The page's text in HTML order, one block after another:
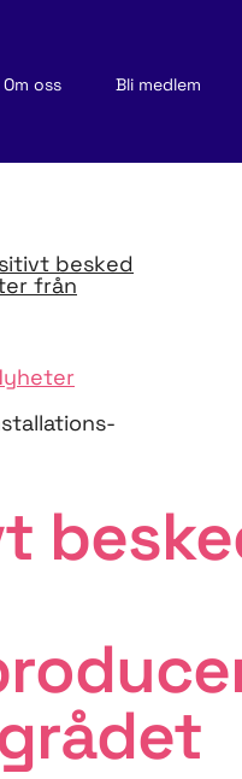
Om oss
Bli medlem
Nyheter och publikationer
besked
från